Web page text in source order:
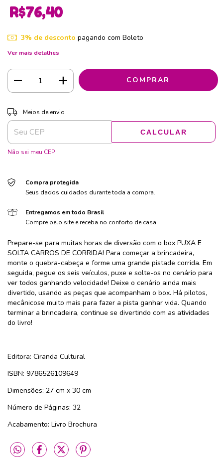
R$76,40
3% de desconto pagando com Boleto
Ver mais detalhes
Entregas para o CEP:
Meios de envio
CALCULAR
Não sei meu CEP
Compra protegida
Seus dados cuidados durante toda a compra.
Entregamos em todo Brasil
Compre pelo site e receba no conforto de casa
Prepare-se para muitas horas de diversão com o box PUXA E
SOLTA CARROS DE CORRIDA! Para começar a brincadeira,
monte o quebra-cabeça e forme uma grande pistade corrida. Em
seguida, pegue os seis veículos, puxe e solte-os no cenário para
ver todos ganhando velocidade! Deixe o cenário ainda mais
divertido, usando as peças que acompanham o box. Há pilotos,
mecânicose muito mais para fazer a pista ganhar vida. Quando
terminar a brincadeira, continue se divertindo com as atividades
do livro!
Editora: Ciranda Cultural
ISBN: 9786526109649
Dimensões: 27 cm x 30 cm
Número de Páginas: 32
Acabamento: Livro Brochura